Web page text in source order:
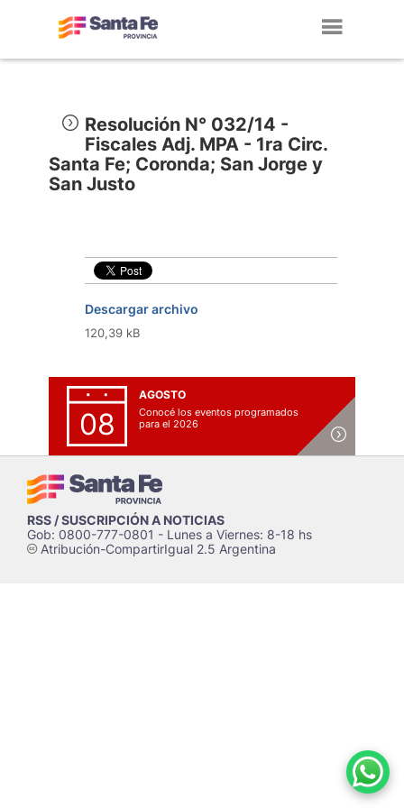
Resolución N° 032/14 -
Fiscales Adj. MPA - 1ra Circ.
Santa Fe; Coronda; San Jorge y
San Justo
Descargar archivo
120,39 kB
08
AGOSTO
Conocé los eventos programados
para el 2026
RSS / SUSCRIPCIÓN A NOTICIAS
Gob: 0800-777-0801 - Lunes a Viernes: 8-18 hs
cAtribución-CompartirIgual 2.5 Argentina